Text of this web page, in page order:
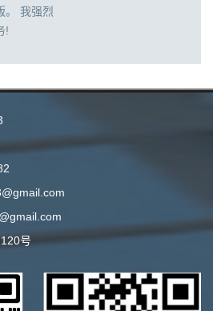
。 我强烈
!
号